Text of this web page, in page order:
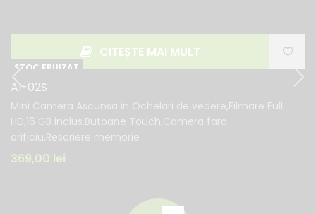
CITEȘTE MAI MULT
AI-02S
Mini Camera Ascunsa in Ochelari de vedere,Filmare Full
HD,16 GB inclus,Butoane Touch,Camera fara
orificiu,Rescriere memorie
369,00 lei